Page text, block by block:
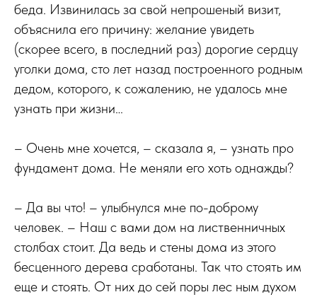
беда. Извинилась за свой непрошеный визит,
объяснила его причину: желание увидеть
(скорее всего, в последний раз) дорогие сердцу
уголки дома, сто лет назад построенного родным
дедом, которого, к сожалению, не удалось мне
узнать при жизни…
– Очень мне хочется, – сказала я, – узнать про
фундамент дома. Не меняли его хоть однажды?
– Да вы что! – улыбнулся мне по-доброму
человек. – Наш с вами дом на лиственничных
столбах стоит. Да ведь и стены дома из этого
бесценного дерева сработаны. Так что стоять им
еще и стоять. От них до сей поры лес ным духом